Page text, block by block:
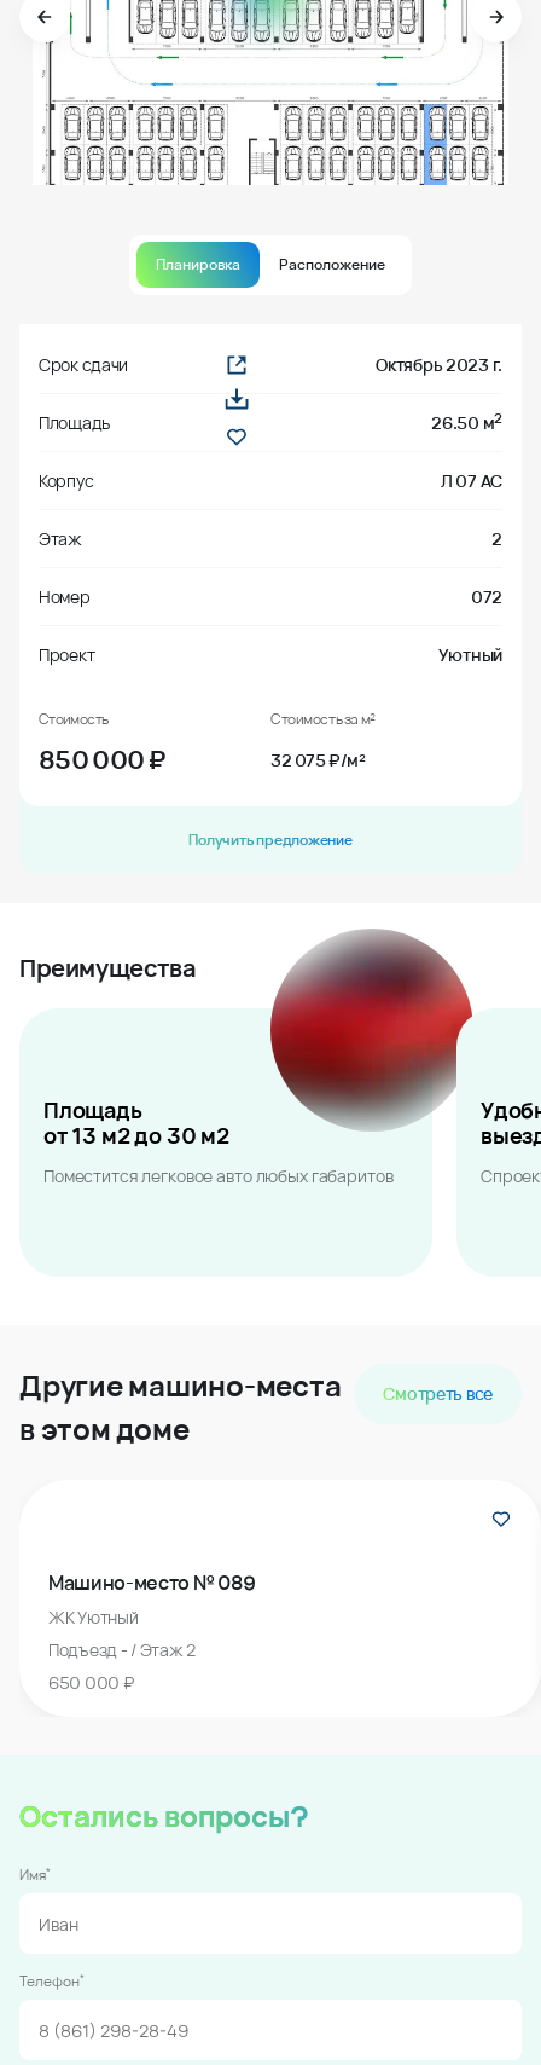
Планировка Расположение
Срок сдачи Октябрь 2023 г.
Площадь 26.50 м2
Корпус Л 07 АС
Этаж 2
Номер 072
Проект Уютный
Стоимость
850 000₽
Стоимость за м²
32 075 ₽/м²
Получить предложение
Преимущества
Площадь
от 13 м2 до 30 м2
Поместится легковое авто любых габаритов
Другие машино-места
в этом доме
Смотреть все
Машино-место № 089
ЖК Уютный
Подъезд - / Этаж 2
650 000 ₽
Остались вопросы?
Имя*
Телефон*